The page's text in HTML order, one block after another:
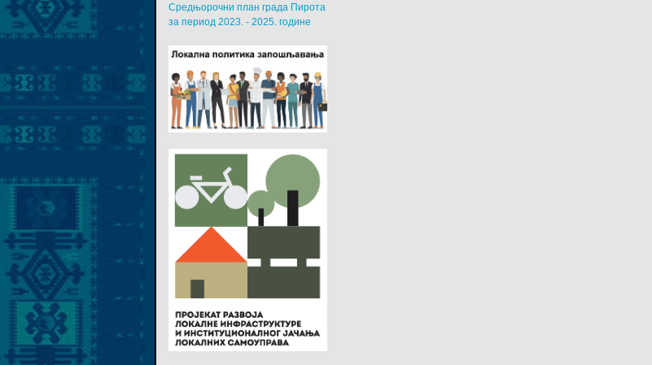
Средњорочни план града Пирота
за период 2023. - 2025. године